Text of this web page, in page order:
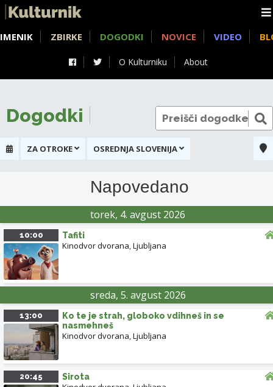
O Kulturniku About
IMENIK ZBIRKE DOGODKI NOVICE VIDEO
Dogodki
ZA OTROKE OSREDNJA SLOVENIJA
VRHNIKA
Napovedano
torek, 4. avgust 2026
10:00 Tafiti
Kinodvor dvorana,Ljubljana
sreda, 5. avgust 2026
13:00
Ko te je strah, globoko vdihneš in se
nasmehneš
Kinodvor dvorana,Ljubljana
20:45 Sirota